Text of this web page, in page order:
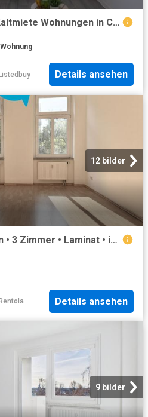
2 Zimmer 46 m² 264 € Kaltmiete Wohnungen in Chemnitz
Wohnung
Details ansehen
12 bilder
TOP! • Kaßberg • Balkon • 3 Zimmer • Laminat • innenliegendes Bad mit Wanne • Hausgarten • Mieten!? ID: 3348
Rentola Details ansehen
9 bilder